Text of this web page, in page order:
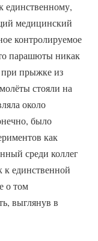
единственному,
медицинский
контролируемое
парашюты никак
прыжке из
стояли на
около
было
как
среди коллег
к единственной
о том
выглянув в